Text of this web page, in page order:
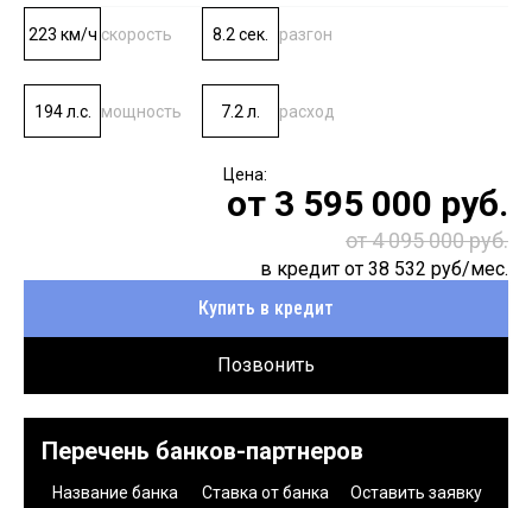
223 км/ч скорость 8.2 сек. разгон
194 л.с. мощность 7.2 л. расход
от 3 595 000 руб.
от 4 095 000 руб.
в кредит от 38 532 руб/мес.
Купить в кредит
Позвонить
Перечень банков-партнеров
Название банка Ставка от банка Оставить заявку